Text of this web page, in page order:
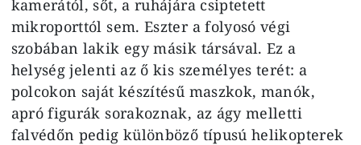
kamerától, sőt, a ruhájára csiptetett
mikroporttól sem. Eszter a folyosó végi
szobában lakik egy másik társával. Ez a
helység jelenti az ő kis személyes terét: a
polcokon saját készítésű maszkok, manók,
apró figurák sorakoznak, az ágy melletti
falvédőn pedig különböző típusú helikopterek